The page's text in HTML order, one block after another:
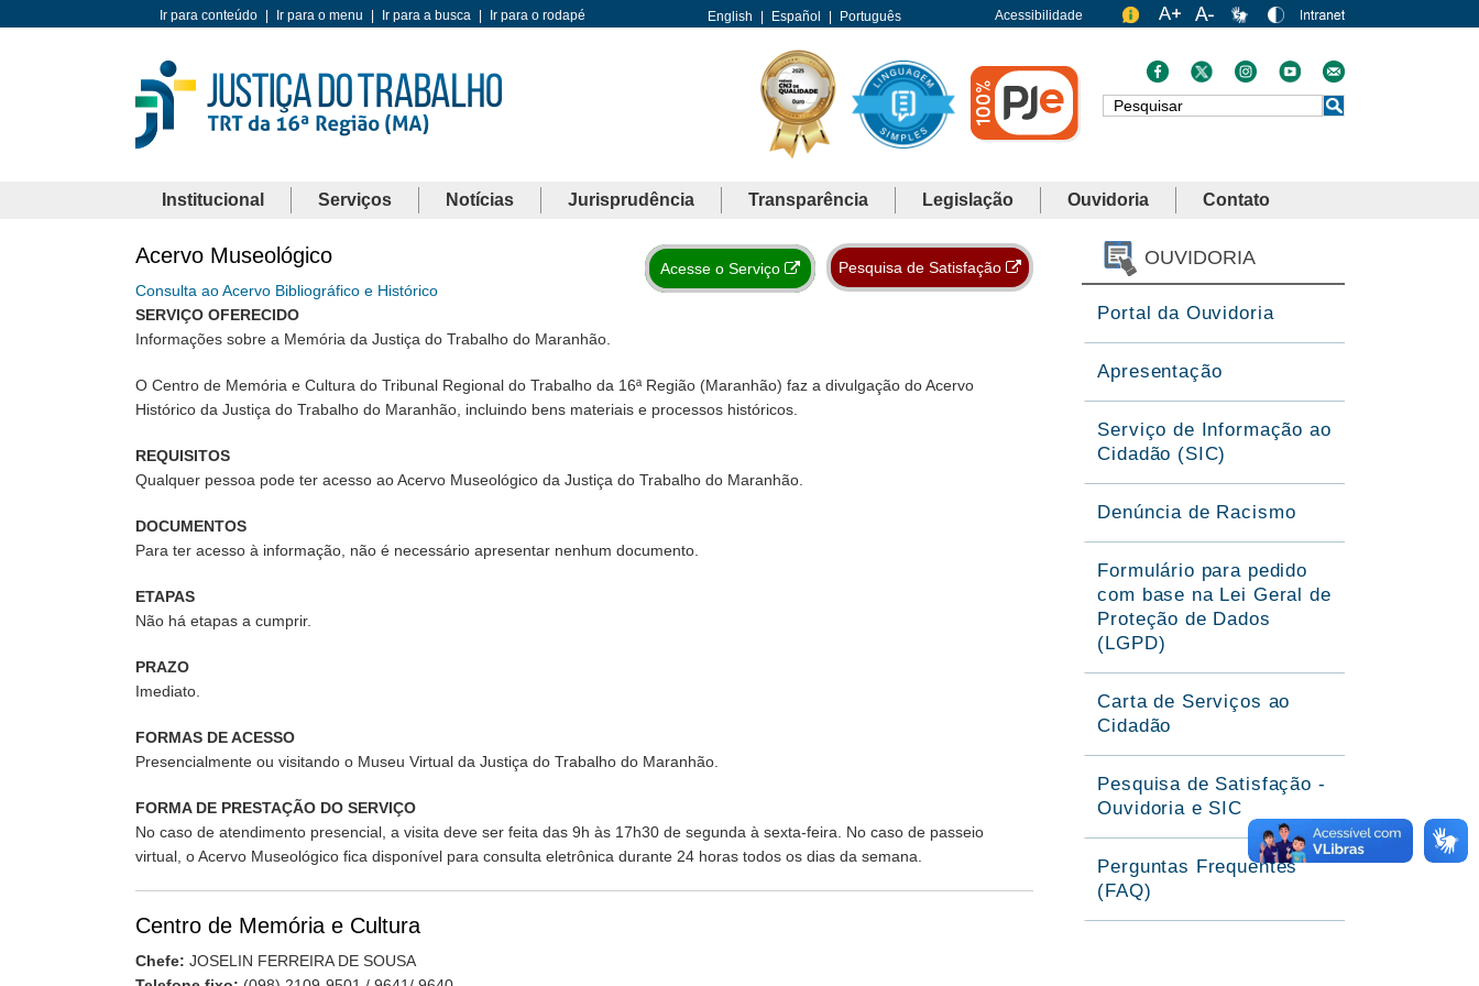
Ir para conteúdo Ir para o menu Ir para a busca Ir para o rodapé English Español Português Acessibilidade
Busca
Institucional Serviços Notícias Jurisprudência Transparência Legislação Ouvidoria Contato
Pesquisa de Satisfação
Acervo Museológico
Acesse o Serviço
Consulta ao Acervo Bibliográfico e Histórico
SERVIÇO OFERECIDO
Informações sobre a Memória da Justiça do Trabalho do Maranhão.
O Centro de Memória e Cultura do Tribunal Regional do Trabalho da 16ª Região (Maranhão) faz a divulgação do Acervo
Histórico da Justiça do Trabalho do Maranhão, incluindo bens materiais e processos históricos.
REQUISITOS
Qualquer pessoa pode ter acesso ao Acervo Museológico da Justiça do Trabalho do Maranhão.
DOCUMENTOS
Para ter acesso à informação, não é necessário apresentar nenhum documento.
ETAPAS
Não há etapas a cumprir.
PRAZO
Imediato.
FORMAS DE ACESSO
Presencialmente ou visitando o Museu Virtual da Justiça do Trabalho do Maranhão.
FORMA DE PRESTAÇÃO DO SERVIÇO
No caso de atendimento presencial, a visita deve ser feita das 9h às 17h30 de segunda à sexta-feira. No caso de passeio
virtual, o Acervo Museológico fica disponível para consulta eletrônica durante 24 horas todos os dias da semana.
Centro de Memória e Cultura
Chefe: JOSELIN FERREIRA DE SOUSA
OUVIDORIA
Portal da Ouvidoria
Apresentação
Serviço de Informação ao
Cidadão (SIC)
Denúncia de Racismo
Formulário para pedido
com base na Lei Geral de
Proteção de Dados
(LGPD)
Carta de Serviços ao
Cidadão
Pesquisa de Satisfação -
Ouvidoria e SIC
Perguntas Frequentes
(FAQ)